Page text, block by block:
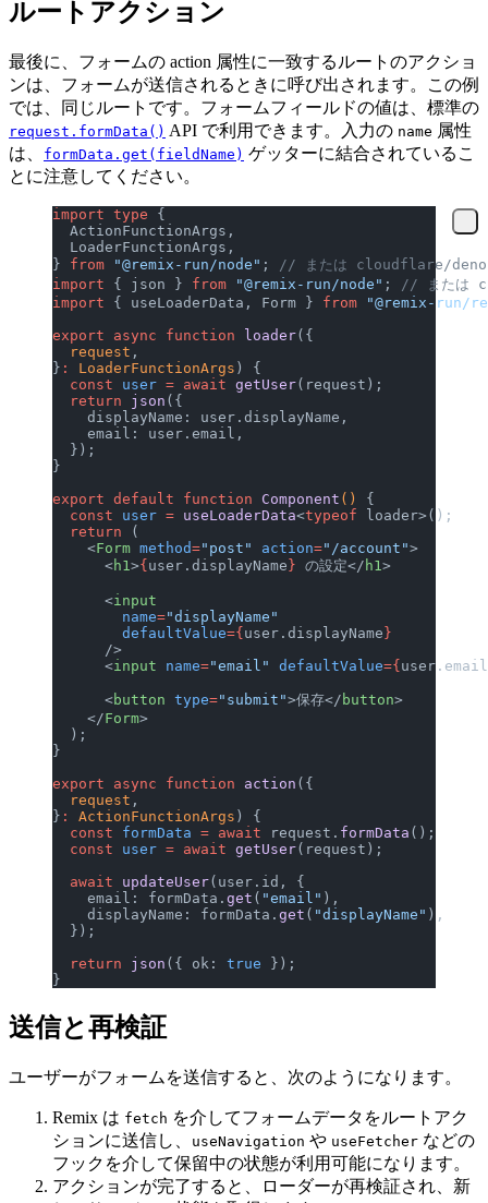
ルートアクション
最後に、フォームの action 属性に一致するルートのアクショ
ンは、フォームが送信されるときに呼び出されます。この例
では、同じルートです。フォームフィールドの値は、標準の
request.formData() API で利用できます。入力の name 属性
は、
formData.get(fieldName) ゲッターに結合されているこ
とに注意してください。
import type {
  ActionFunctionArgs,
  LoaderFunctionArgs,
} from "@remix-run/node" ;
// または cloudflare/deno
import { json } from "@remix-run/node" ;
// または
import { useLoaderData, Form } from "@remix-run/
export async function loader({
  request
,
} : LoaderFunctionArgs ) {
  const
user = await getUser(request);
  return
json ({
    displayName: user.displayName,
    email: user.email,
  });
}
export default function Component () {
  const
user = useLoaderData<typeof loader>();
  return
(
    <
Form method="post" action="/account">
      <
h1>{ user.displayName } の設定</ h1>
      <
input
        name
="displayName"
        defaultValue
={ user.displayName }
      />
      <
input name="email" defaultValue={ user.email
      <
button type="submit">保存</ button>
    </
Form>
  );
}
export async function action ({
  request
,
} : ActionFunctionArgs ) {
  const
formData = await request. formData ();
  const
user = await getUser(request);
  await
updateUser(user.id, {
    email: formData.
get ( "email" ),
    displayName: formData.
get ( "displayName" ),
  });
  return
json ({ ok: true });
}
送信と再検証
ユーザーがフォームを送信すると、次のようになります。
Remix は fetch を介してフォームデータをルートアク
ションに送信し、
useNavigation や useFetcher などの
フックを介して保留中の状態が利用可能になります。
アクションが完了すると、ローダーが再検証され、新